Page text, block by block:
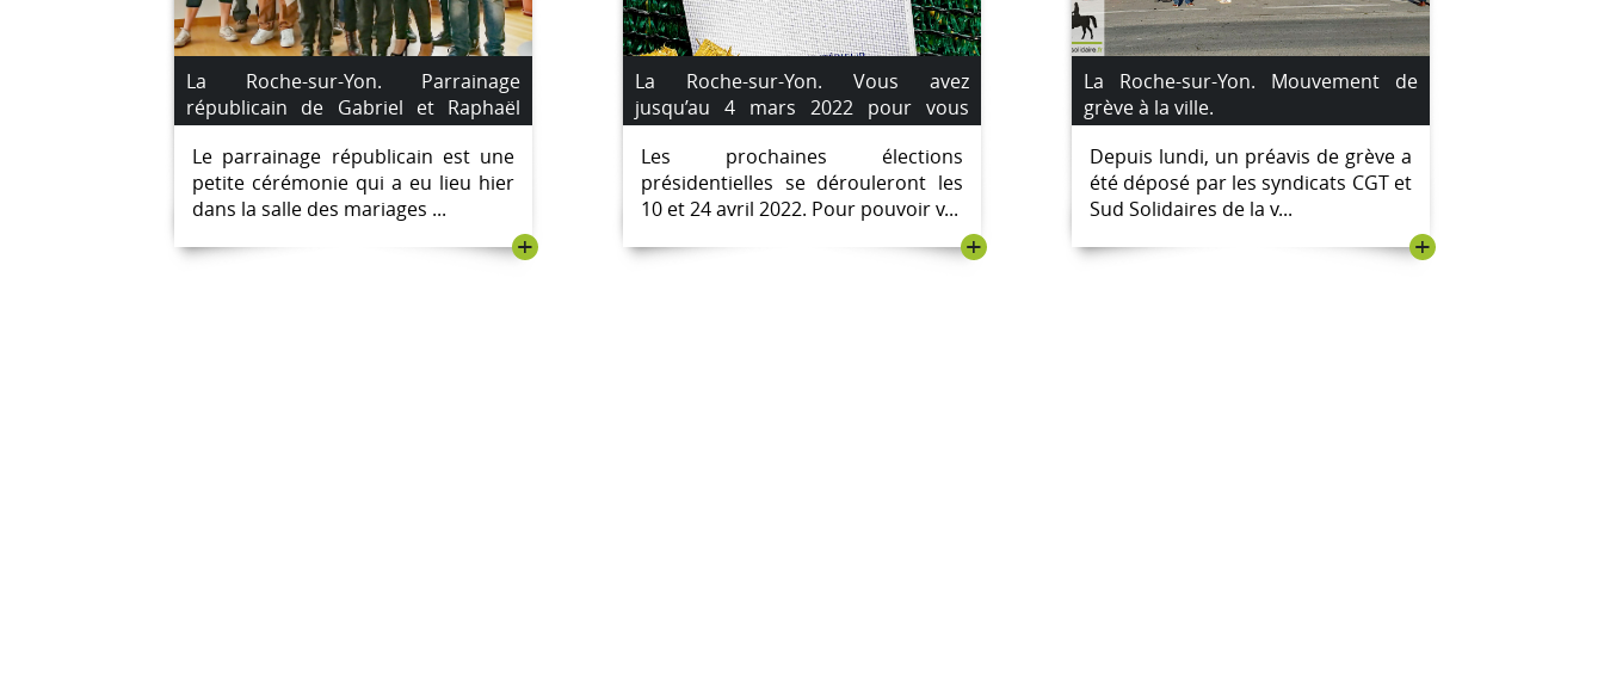
La Roche-sur-Yon. Parrainage
républicain de Gabriel et Raphaël
Saroyan.
Le parrainage républicain est une
petite cérémonie qui a eu lieu hier
dans la salle des mariages ...
+
La Roche-sur-Yon. Vous avez
jusqu’au 4 mars 2022 pour vous
inscrire sur les listes électorales.
Les prochaines élections
présidentielles se dérouleront les
10 et 24 avril 2022. Pour pouvoir v...
+
La Roche-sur-Yon. Mouvement de
grève à la ville.
Depuis lundi, un préavis de grève a
été déposé par les syndicats CGT et
Sud Solidaires de la v...
+